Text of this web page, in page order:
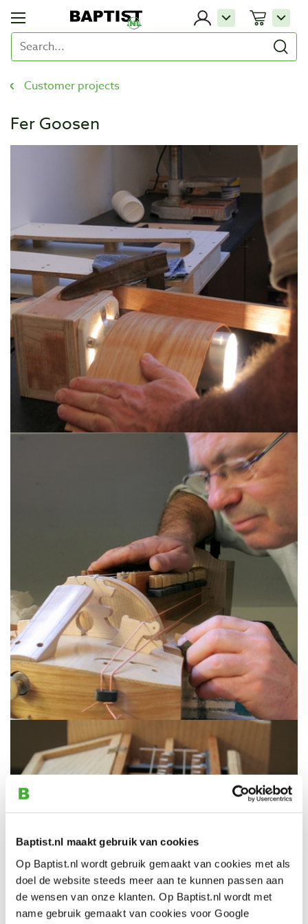
Baptist.nl maakt gebruik van cookies
Op Baptist.nl wordt gebruik gemaakt van cookies met als
doel de website steeds meer aan te kunnen passen aan
de wensen van onze klanten. Op Baptist.nl wordt met
name gebruik gemaakt van cookies voor Google
Customer projects
Fer Goosen